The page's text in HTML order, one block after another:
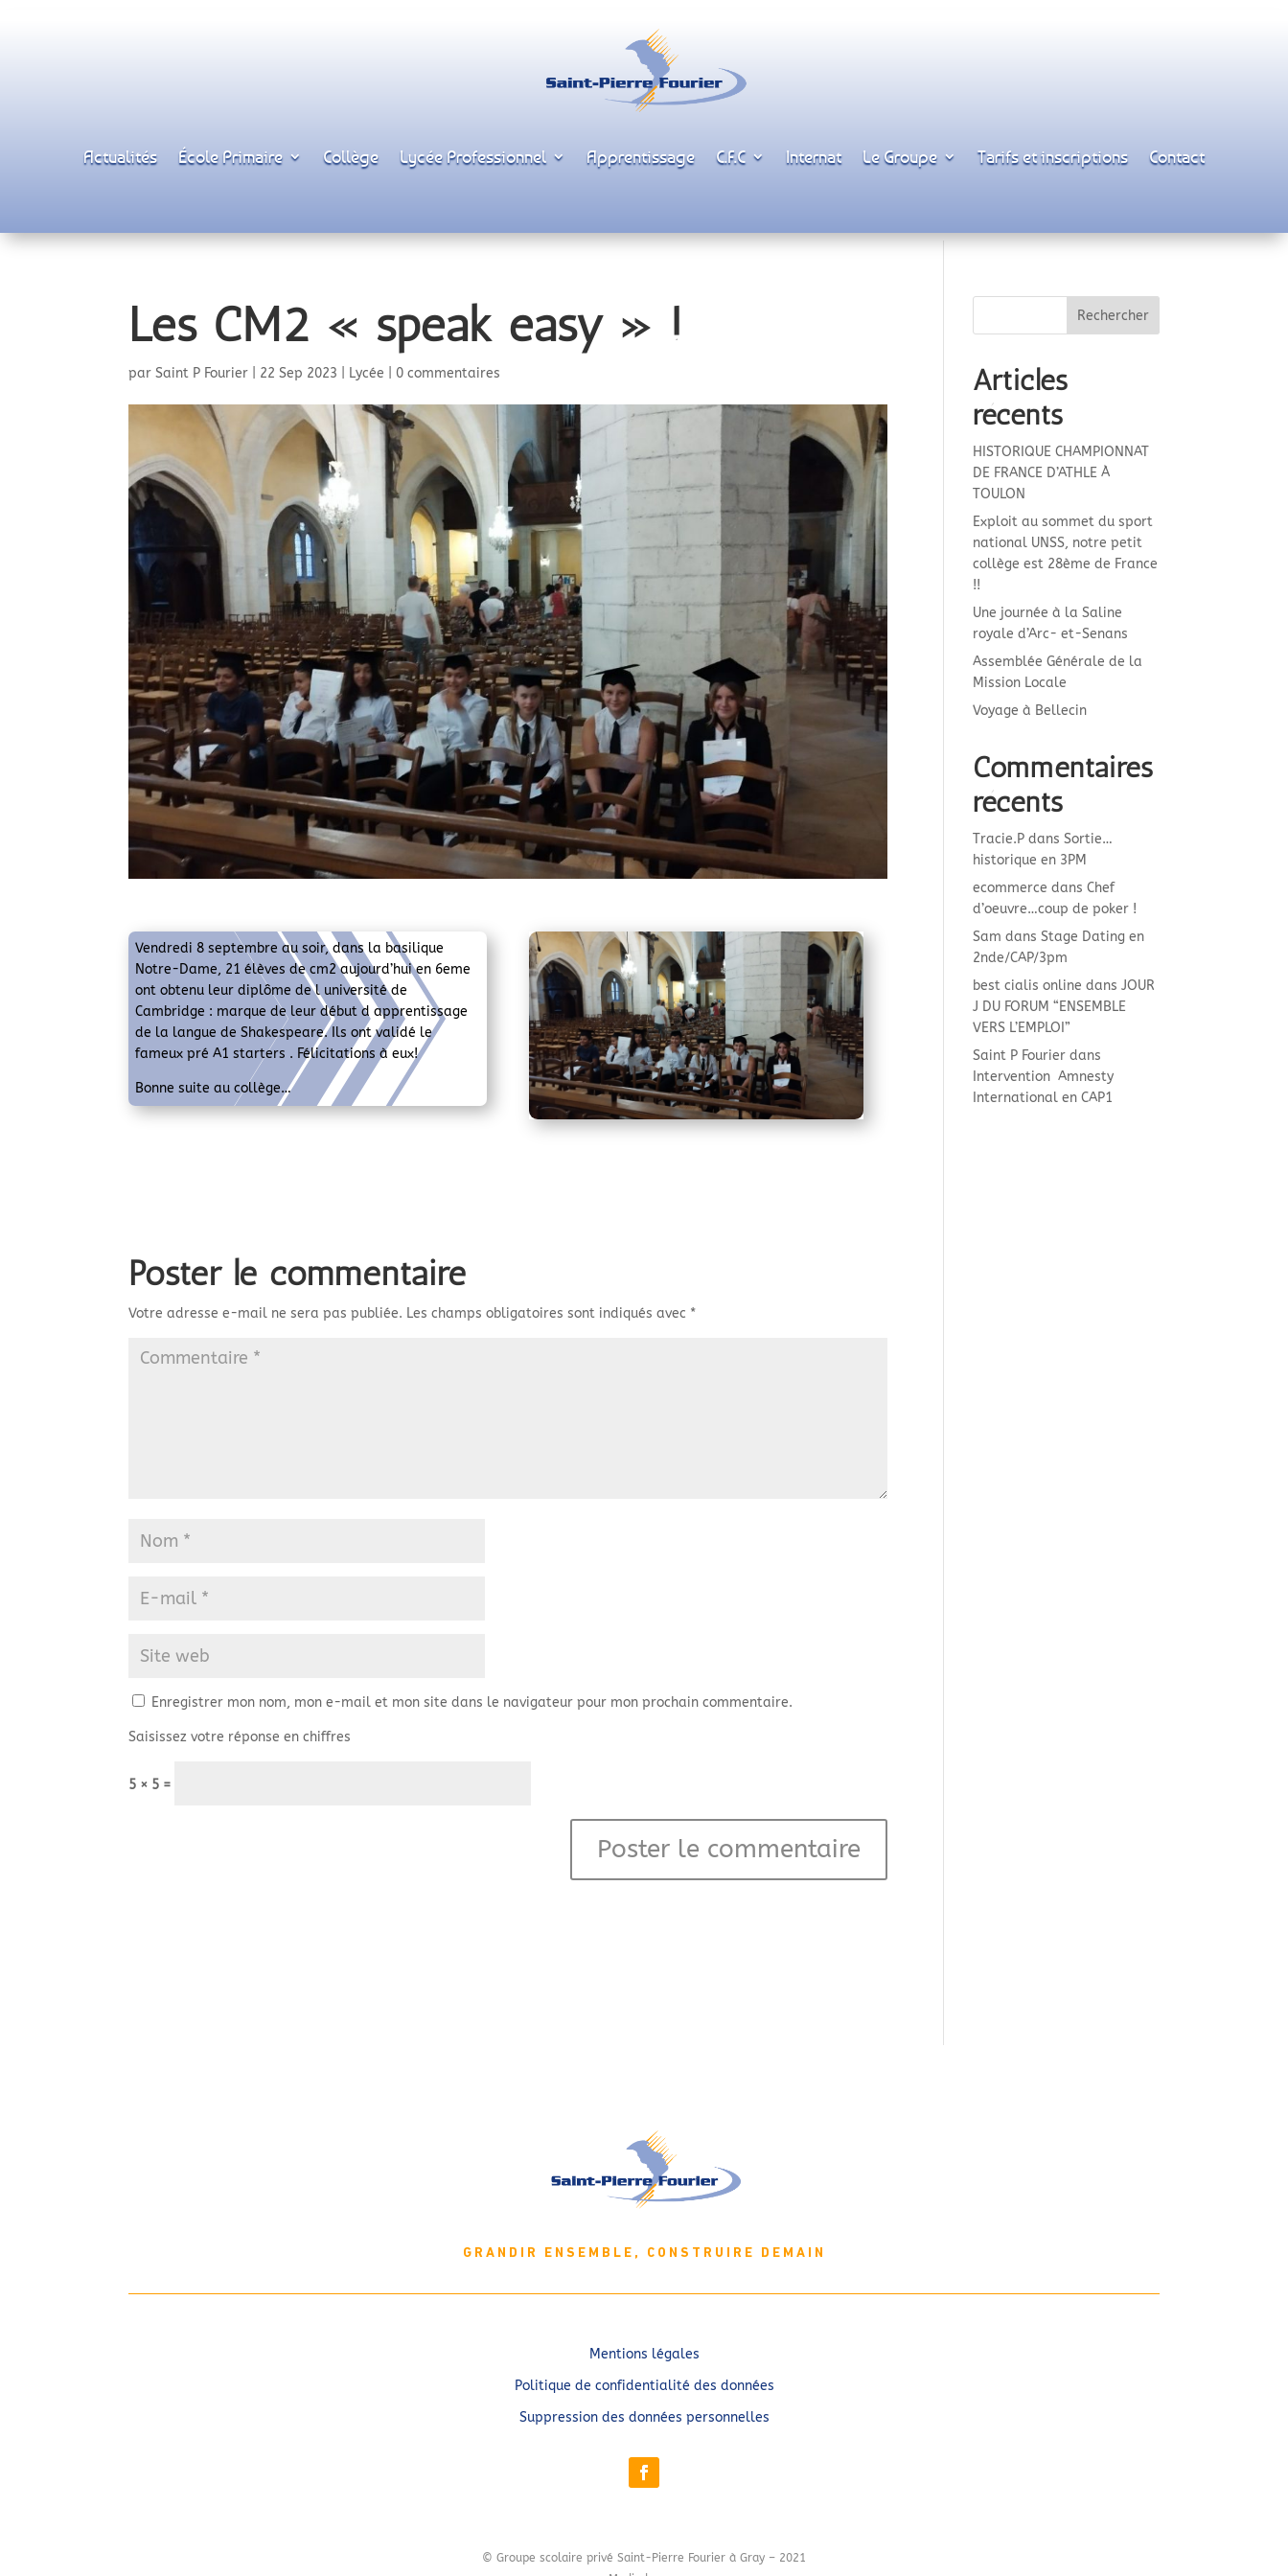
Actualités École Primaire Collège Lycée Professionnel Apprentissage C.F.C Internat Le Groupe Tarifs et inscriptions Contact
Les CM2 « speak easy » !
parSaint P Fourier 22 Sep 2023 Lycée 0 commentaires
Vendredi 8 septembre au soir, dans la basilique
Notre-Dame, 21 élèves de cm2 aujourd’hui en 6eme
ont obtenu leur diplôme de l université de
Cambridge : marque de leur début d apprentissage
de la langue de Shakespeare. Ils ont validé le
fameux pré A1 starters . Félicitations à eux!
Bonne suite au collège…
Poster le commentaire
Votre adresse e-mail ne sera pas publiée. Les champs obligatoires sont indiqués avec *
Enregistrer mon nom, mon e-mail et mon site dans le navigateur pour mon prochain commentaire.
Saisissez votre réponse en chiffres
5 × 5 =
Articles
récents
HISTORIQUE CHAMPIONNAT
DE FRANCE D’ATHLE À
TOULON
Exploit au sommet du sport
national UNSS, notre petit
collège est 28ème de France
!!
Une journée à la Saline
royale d’Arc- et-Senans
Assemblée Générale de la
Mission Locale
Voyage à Bellecin
Commentaires
récents
Tracie.P dansSortie…
historique en 3PM
ecommerce dansChef
d’oeuvre…coup de poker !
Sam dansStage Dating en
2nde/CAP/3pm
best cialis online dansJOUR
J DU FORUM “ENSEMBLE
VERS L’EMPLOI”
Saint P Fourier dans
Intervention Amnesty
International en CAP1
GRANDIR ENSEMBLE, CONSTRUIRE DEMAIN
Mentions légales
Politique de confidentialité des données
Suppression des données personnelles
© Groupe scolaire privé Saint-Pierre Fourier à Gray – 2021